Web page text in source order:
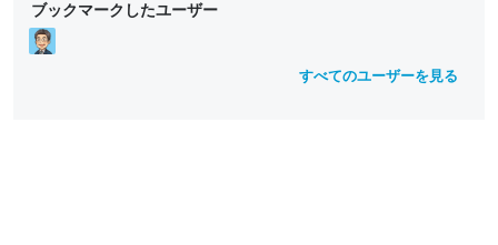
ブックマークしたユーザー
すべてのユーザーを見る